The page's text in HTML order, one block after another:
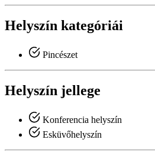
Helyszín kategóriái
Pincészet
Helyszín jellege
Konferencia helyszín
Esküvőhelyszín